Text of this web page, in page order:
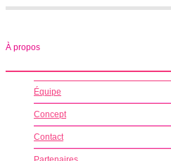
À propos
Équipe
Concept
Contact